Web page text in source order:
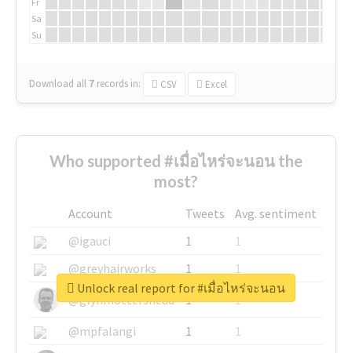
Sa
Su
Download all 7 records in: CSV Excel
Who supported #เมื่อไหร่จะนอน the
most?
Account Tweets
Avg. sentiment
@igauci
1
1
@greyhairworks
1
1
@glynmottershead
1
1
@mpfalangi
1
1
Unlock real report for #เมื่อไหร่จะนอน